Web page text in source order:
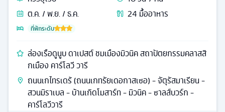
ต.ค. / พ.ย. / ธ.ค.
24 มื้ออาหาร
ที่พักระดับ
ล่องเรือดูนูบ ดาเปสต์ ชมเมืองมิวนิค สถาปัตยกรรมคลาสสิ
กเมือง คาร์โลวี วารี
ถนนเกไทรเดร้ (ถนนเกทรัยเดอกาสเซอ) - จัตุรัสมาเรียน -
สวนมิราเบล - บ้านเกิดโมสาร์ท - มิวนิค - ซาลส์บวร์ก -
คาร์โลวีวารี